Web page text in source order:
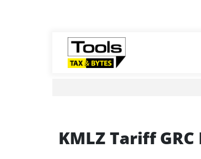
KMLZ Tariff